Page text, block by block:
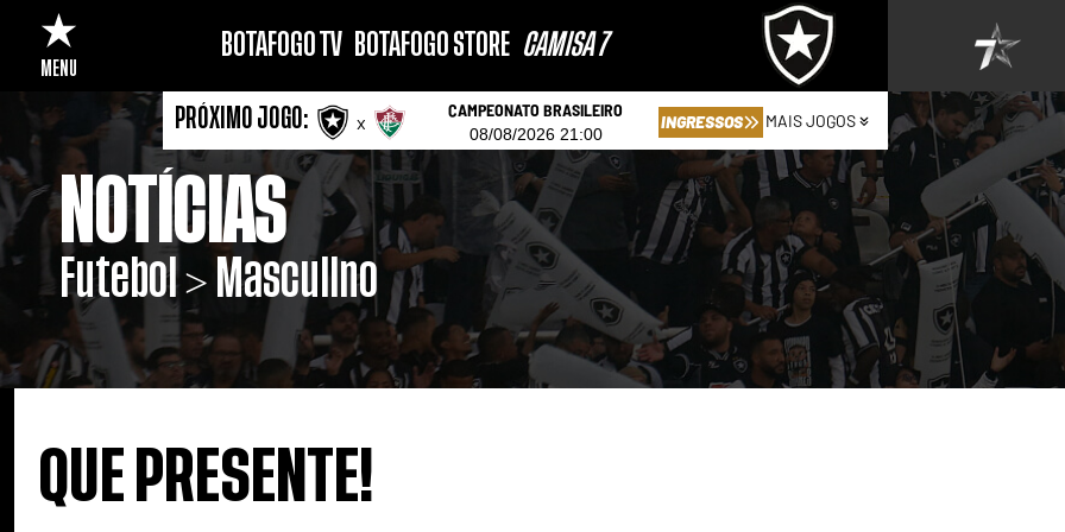
MENU
BOTAFOGO TV BOTAFOGO STORE CAMISA 7
PRÓXIMO JOGO: x
CAMPEONATO BRASILEIRO
08/08/2026 21:00
INGRESSOS MAIS JOGOS
NOTÍCIAS
Futebol > Masculino
QUE PRESENTE!